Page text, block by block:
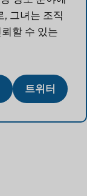
그녀는 조직
할 수 있는
트위터